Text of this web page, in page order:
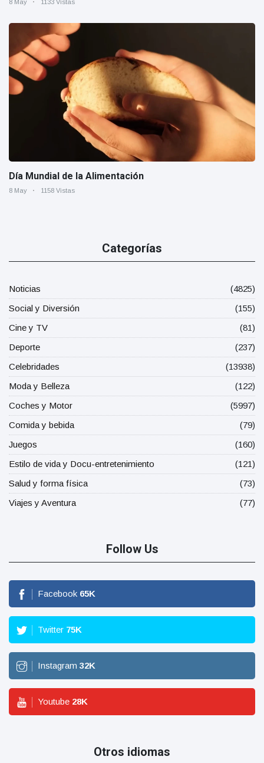
8 May 1133 Vistas
Día Mundial de la Alimentación
8 May 1158 Vistas
Categorías
Noticias
(4825)
Social y Diversión
(155)
Cine y TV
(81)
Deporte
(237)
Celebridades
(13938)
Moda y Belleza
(122)
Coches y Motor
(5997)
Comida y bebida
(79)
Juegos
(160)
Estilo de vida y Docu-entretenimiento
(121)
Salud y forma física
(73)
Viajes y Aventura
(77)
Follow Us
Facebook 65K
Twitter 75K
Instagram 32K
Youtube 28K
Otros idiomas